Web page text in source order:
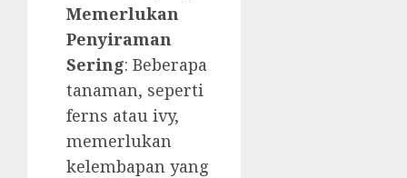
Memerlukan
Penyiraman
Sering: Beberapa
tanaman, seperti
ferns atau ivy,
memerlukan
kelembapan yang